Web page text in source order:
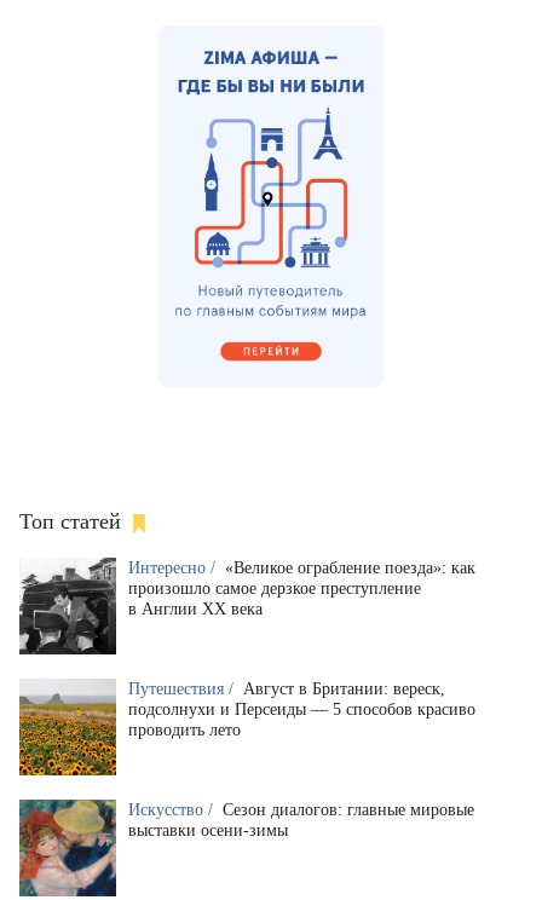
Топ статей
Интересно / «Великое ограбление поезда»: как
произошло самое дерзкое преступление
в Англии XX века
Путешествия / Август в Британии: вереск,
подсолнухи и Персеиды — 5 способов красиво
проводить лето
Искусство / Сезон диалогов: главные мировые
выставки осени-зимы